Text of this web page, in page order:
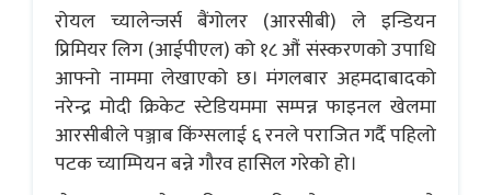
रोयल च्यालेन्जर्स बैंगोलर (आरसीबी) ले इन्डियन
प्रिमियर लिग (आईपीएल) को १८ औं संस्करणको उपाधि
आफ्नो नाममा लेखाएको छ। मंगलबार अहमदाबादको
नरेन्द्र मोदी क्रिकेट स्टेडियममा सम्पन्न फाइनल खेलमा
आरसीबीले पञ्जाब किंग्सलाई ६ रनले पराजित गर्दै पहिलो
पटक च्याम्पियन बन्ने गौरव हासिल गरेको हो।